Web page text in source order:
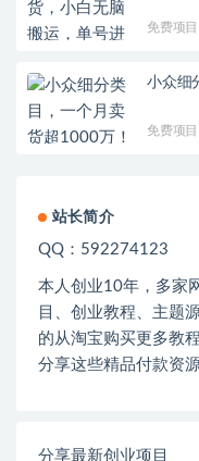
免费项目
小众细
免费项目
站长简介
QQ：592274123
本人创业10年，多家
目、创业教程、主题
的从淘宝购买更多教
分享这些精品付款资源
分享最新创业项目